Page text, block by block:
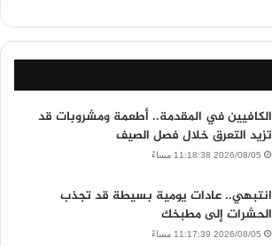
الكافيين في المقدمة.. أطعمة ومشروبات قد
تزيد التعرق خلال فصل الصيف
2026/08/05 11:18:38 مساءً
انتبهي.. عادات يومية بسيطة قد تجذب
الحشرات إلى مطبخك
2026/08/05 11:17:39 مساءً